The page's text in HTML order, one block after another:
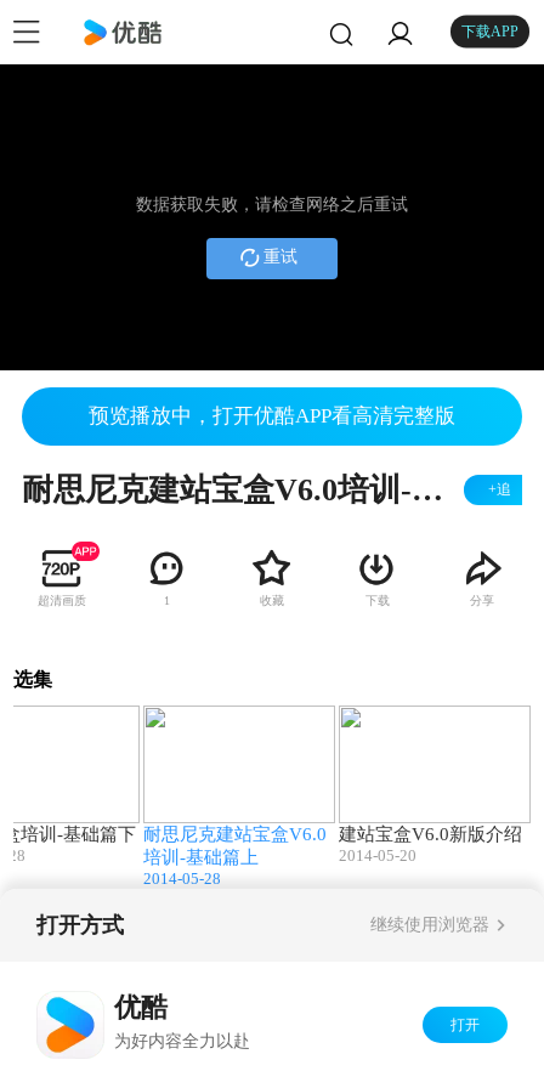
下载APP
数据获取失败，请检查网络之后重试
重试
预览播放中，打开优酷APP看高清完整版
耐思尼克建站宝盒V6.0培训-基础篇上 +追
超清画质 1 收藏 下载 分享
选集
培训-基础篇下
28
耐思尼克建站宝盒V6.0
培训-基础篇上
2014-05-28
建站宝盒V6.0新版介绍
2014-05-20
打开方式 继续使用浏览器
优酷
为好内容全力以赴
打开